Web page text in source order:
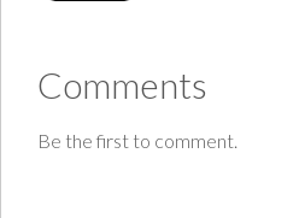
Comments
Be the first to comment.